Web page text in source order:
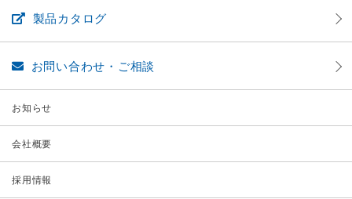
製品カタログ
お問い合わせ・ご相談
お知らせ
会社概要
採用情報